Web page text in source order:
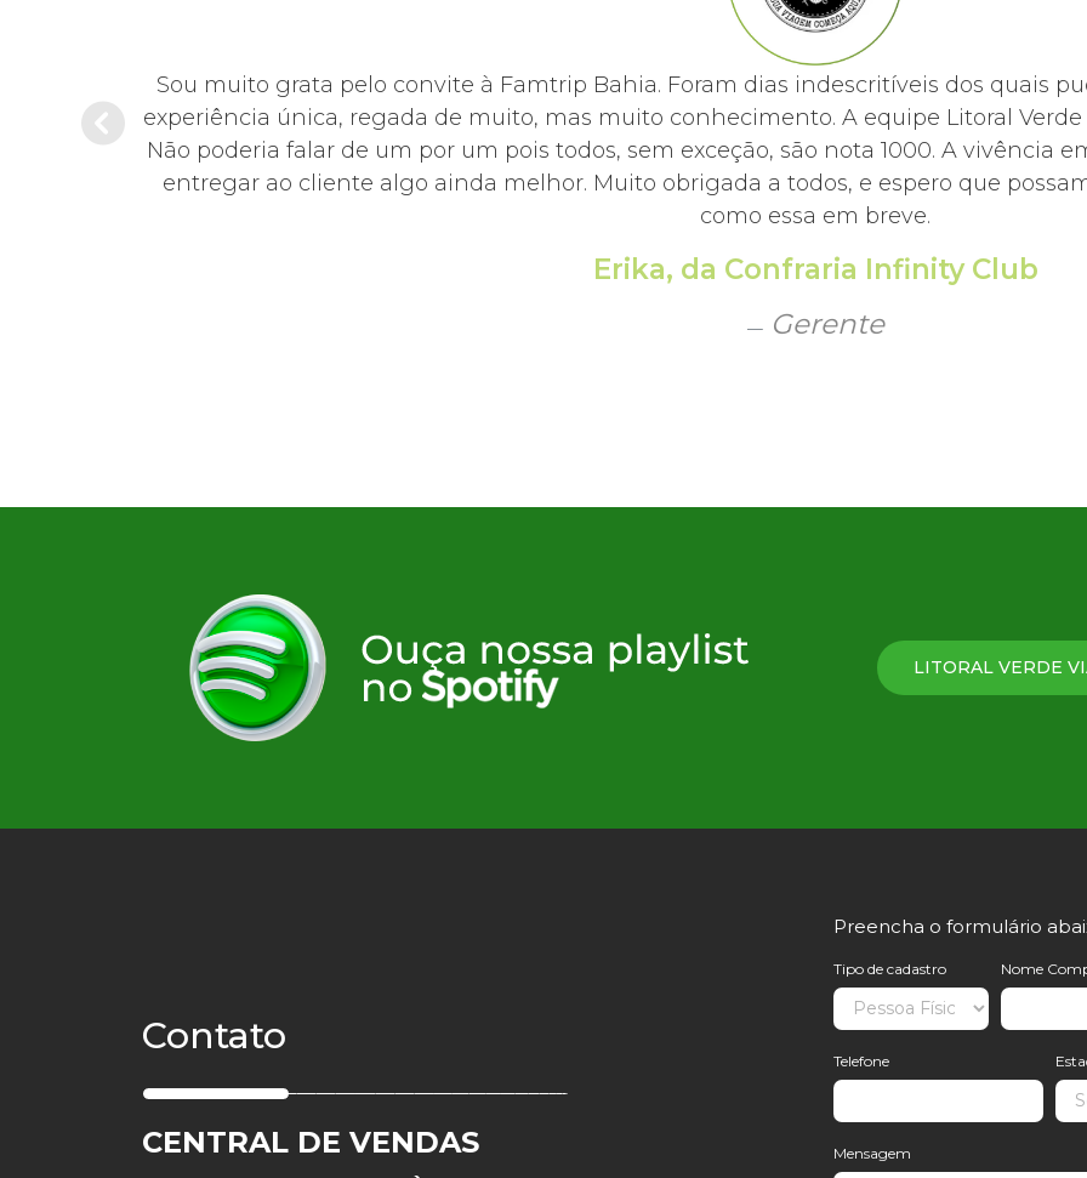
da
Sou muito grata pelo convite à Famtrip Bahia. Foram dias indescritíveis dos quais
experiência única, regada de muito, mas muito conhecimento. A equipe Litoral
Não poderia falar de um por um pois todos, sem exceção, são nota 1000. A vivência
entregar ao cliente algo ainda melhor. Muito obrigada a todos, e espero que
como essa em breve.
Erika, da Confraria Infinity Club
Gerente
LITORAL VERDE
Contato
CENTRAL DE VENDAS
Preencha o formulário
Tipo de cadastro Nome
Telefone
Mensagem